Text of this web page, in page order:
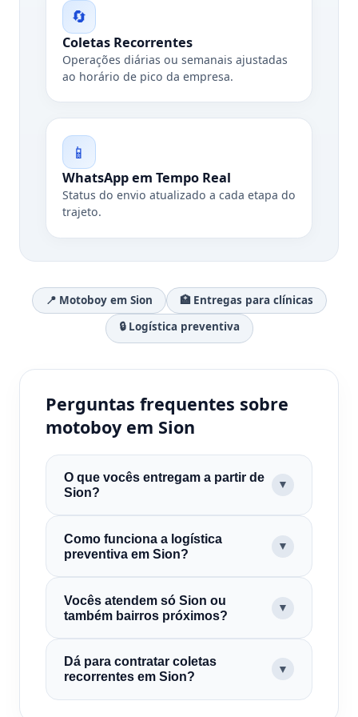
🔄
Coletas Recorrentes
Operações diárias ou semanais ajustadas
ao horário de pico da empresa.
📱
WhatsApp em Tempo Real
Status do envio atualizado a cada etapa do
trajeto.
📍 Motoboy em Sion
🏥 Entregas para clínicas
🔒 Logística preventiva
Perguntas frequentes sobre
motoboy em Sion
O que vocês entregam a partir de
Sion?
▼
Como funciona a logística
preventiva em Sion?
▼
Vocês atendem só Sion ou
também bairros próximos?
▼
Dá para contratar coletas
recorrentes em Sion?
▼